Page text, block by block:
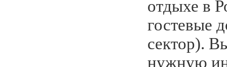
отдыхе в
гостевые
сектор).
нужную